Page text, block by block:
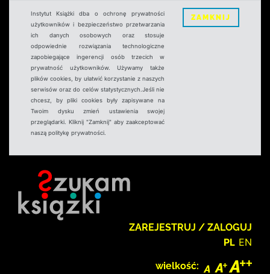
Instytut Książki dba o ochronę prywatności
użytkowników i bezpieczeństwo przetwarzania
ich danych osobowych oraz stosuje
odpowiednie rozwiązania technologiczne
zapobiegające ingerencji osób trzecich w
prywatność użytkowników. Używamy także
plików cookies, by ułatwić korzystanie z naszych
serwisów oraz do celów statystycznych.Jeśli nie
chcesz, by pliki cookies były zapisywane na
Twoim dysku zmień ustawienia swojej
przeglądarki. Kliknij "Zamknij" aby zaakceptować
naszą politykę prywatności.
ZAMKNIJ
ZAREJESTRUJ / ZALOGUJ
PL EN
wielkość: